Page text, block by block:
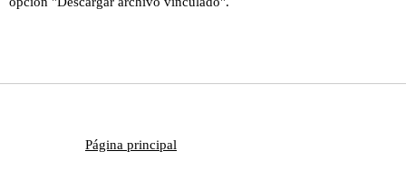
Página principal